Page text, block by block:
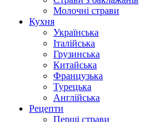
Молочні страви
Кухня
Українська
Італійська
Грузинська
Китайська
Французька
Турецька
Англійська
Рецепти
Перші страви